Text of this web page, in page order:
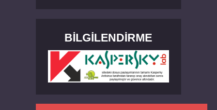
BILGILENDIRME